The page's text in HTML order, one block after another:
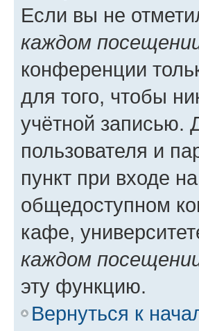
Если вы не
каждом
конференции
для того, чтобы
учётной записью.
пользователя и
пункт при входе
общедоступном
кафе,
каждом
эту функцию.
Вернуться к